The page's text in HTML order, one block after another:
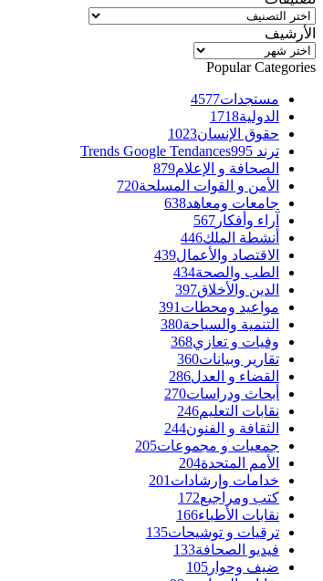
تصنيفات
الأرشيف
الأرشيف
Popular Categories
مستجدات4577
الدولية1718
حقوق الإنسان1023
ترند Trends Google Tendances 995
الصحافة و الإعلام879
الأمن و القوات المسلحة720
جامعات ومعاهد638
آراء وأفكار 567
أنشطة الملك446
الاقتصاد والأعمال439
الطب والصحة434
الدين والأخلاق397
مواعيد ومحطات 391
التنمية والسياحة380
وفيات و تعازي368
تقارير وبيانات360
القضاء و العدل286
أبحاث ودراسات270
نقابات التعليم246
الثقافة و الفنون244
جمعيات و مجموعات205
الأمم المتحدة204
خدامات وإرشادات 201
كتب ومراجيع172
نقابات الأطباء166
ترقيات و توشيحات135
فيديو الصحافة133
ضيف وحوار 105